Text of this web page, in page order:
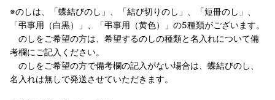
※のしは、「蝶結びのし」、「結び切りのし」、「短冊のし」、
「弔事用（白黒）」、「弔事用（黄色）」の5種類がございます。
のしをご希望の方は、希望するのしの種類と名入れについて備
考欄にご記入ください。
のしをご希望の方で備考欄の記入がない場合は、蝶結びのし、
名入れは無しで発送させていただきます。